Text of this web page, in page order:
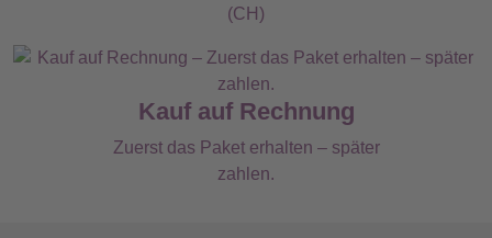
(CH)
Kauf auf Rechnung
Zuerst das Paket erhalten – später
zahlen.